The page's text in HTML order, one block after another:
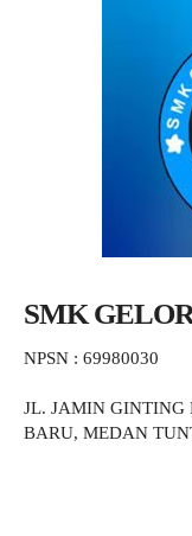
SMK
NPSN : 69980030
JL. JAMIN
BARU, MEDAN